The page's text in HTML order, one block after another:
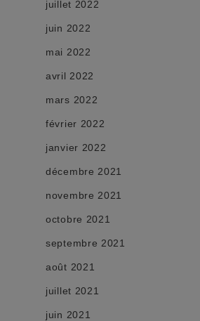
juillet 2022
juin 2022
mai 2022
avril 2022
mars 2022
février 2022
janvier 2022
décembre 2021
novembre 2021
octobre 2021
septembre 2021
août 2021
juillet 2021
juin 2021